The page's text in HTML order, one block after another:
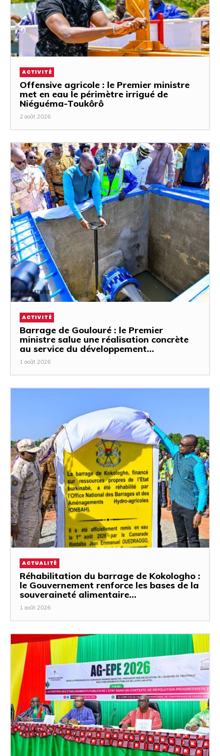
ACTIVITÉ
Offensive agricole : le Premier ministre
met en eau le périmètre irrigué de
Niéguéma-Toukôrô
2 août 2026
ACTIVITÉ
Barrage de Goulouré : le Premier
ministre salue une réalisation concrète
au service du développement...
1 août 2026
ACTUALITÉ
Réhabilitation du barrage de Kokologho :
le Gouvernement renforce les bases de la
souveraineté alimentaire...
1 août 2026